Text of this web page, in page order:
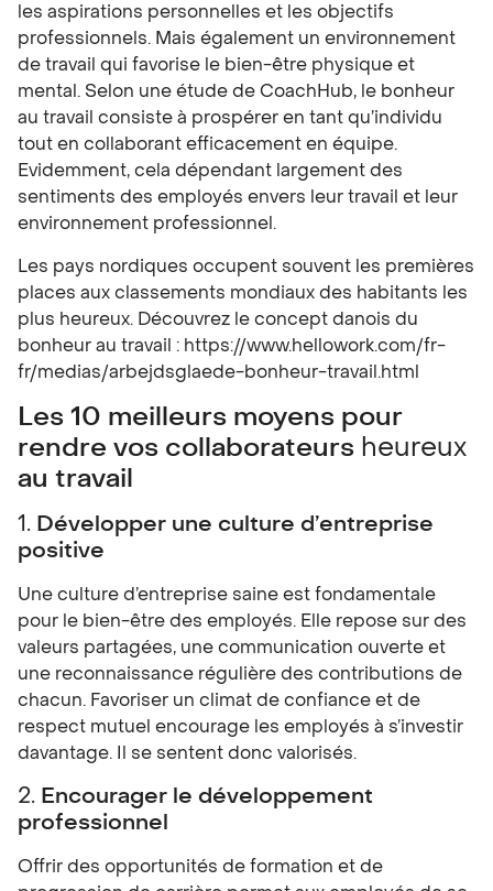
les aspirations personnelles et les objectifs
professionnels. Mais également un environnement
de travail qui favorise le bien-être physique et
mental. Selon une étude de CoachHub, le bonheur
au travail consiste à prospérer en tant qu’individu
tout en collaborant efficacement en équipe.
Evidemment, cela dépendant largement des
sentiments des employés envers leur travail et leur
environnement professionnel.
Les pays nordiques occupent souvent les premières
places aux classements mondiaux des habitants les
plus heureux. Découvrez le concept danois du
bonheur au travail : https://www.hellowork.com/fr-
fr/medias/arbejdsglaede-bonheur-travail.html
Les 10 meilleurs moyens pour
rendre vos collaborateurs heureux
au travail
1. Développer une culture d’entreprise
positive
Une culture d’entreprise saine est fondamentale
pour le bien-être des employés. Elle repose sur des
valeurs partagées, une communication ouverte et
une reconnaissance régulière des contributions de
chacun. Favoriser un climat de confiance et de
respect mutuel encourage les employés à s’investir
davantage. Il se sentent donc valorisés.
2. Encourager le développement
professionnel
Offrir des opportunités de formation et de